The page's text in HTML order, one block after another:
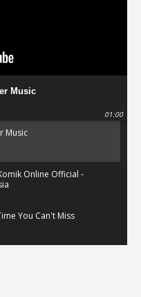
Music
01:00
Music
Online Official -
You Can't Miss